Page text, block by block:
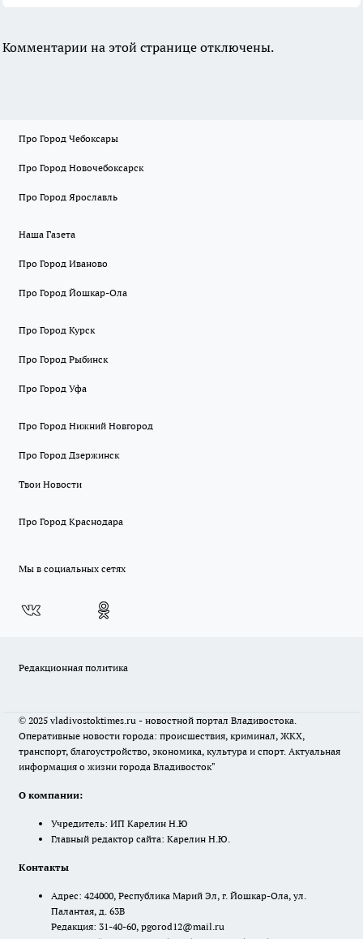
Комментарии на этой странице отключены.
Про Город Чебоксары
Про Город Новочебоксарск
Про Город Ярославль
Наша Газета
Про Город Иваново
Про Город Йошкар-Ола
Про Город Курск
Про Город Рыбинск
Про Город Уфа
Про Город Нижний Новгород
Про Город Дзержинск
Твои Новости
Про Город Краснодара
Мы в социальных сетях
Редакционная политика
© 2025 vladivostoktimes.ru - новостной портал Владивостока.
Оперативные новости города: происшествия, криминал, ЖКХ,
транспорт, благоустройство, экономика, культура и спорт. Актуальная
информация о жизни города Владивосток"
О компании:
Учредитель: ИП Карелин Н.Ю
Главный редактор сайта: Карелин Н.Ю.
Контакты
Адрес: 424000, Республика Марий Эл, г. Йошкар-Ола, ул.
Палантая, д. 63В
Редакция: 31-40-60, pgorod12@mail.ru